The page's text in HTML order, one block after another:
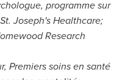
programme sur
St. Joseph'sHealthcare;
Research
Premiers soins en santé